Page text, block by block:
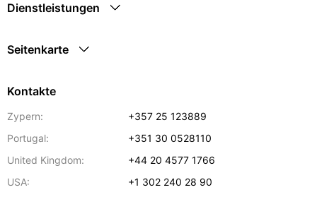
Dienstleistungen
Seitenkarte
Kontakte
Zypern:
+357 25 123889
Portugal:
+351 30 0528110
United Kingdom:
+44 20 4577 1766
USA:
+1 302 240 28 90